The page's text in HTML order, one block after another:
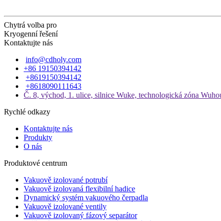
Chytrá volba pro
Kryogenní řešení
Kontaktujte nás
info@cdholy.com
+86 19150394142
+8619150394142
+8618090111643
Č. 8, východ, 1. ulice, silnice Wuke, technologická zóna
Rychlé odkazy
Kontaktujte nás
Produkty
O nás
Produktové centrum
Vakuově izolované potrubí
Vakuově izolovaná flexibilní hadice
Dynamický systém vakuového čerpadla
Vakuově izolované ventily
Vakuově izolovaný fázový separátor